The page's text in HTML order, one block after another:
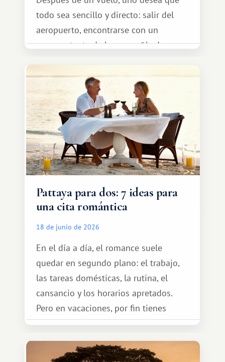
todo sea sencillo y directo: salir del
aeropuerto, encontrarse con un
representante de la compañía de
tranquilamente hasta el complejo
turístico.
Pattaya para dos: 7 ideas para
una cita romántica
18 de junio de 2026
En el día a día, el romance suele
quedar en segundo plano: el trabajo,
las tareas domésticas, la rutina, el
cansancio y los horarios apretados.
Pero en vacaciones, por fin tienes
espacio para dos y ganas de hacer algo
especial por tu pareja. No tiene por
qué ser algo grandioso, pero sí algo